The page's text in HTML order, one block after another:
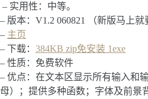
– 实用性：中等。
– 版本：V1.2 060821 （新版马上就
– 主页
– 下载： 384KB zip免安装 1exe
– 性质：免费软件
– 优点：在文本区显示所有输入和
母）；提供多种函数；字体及前景